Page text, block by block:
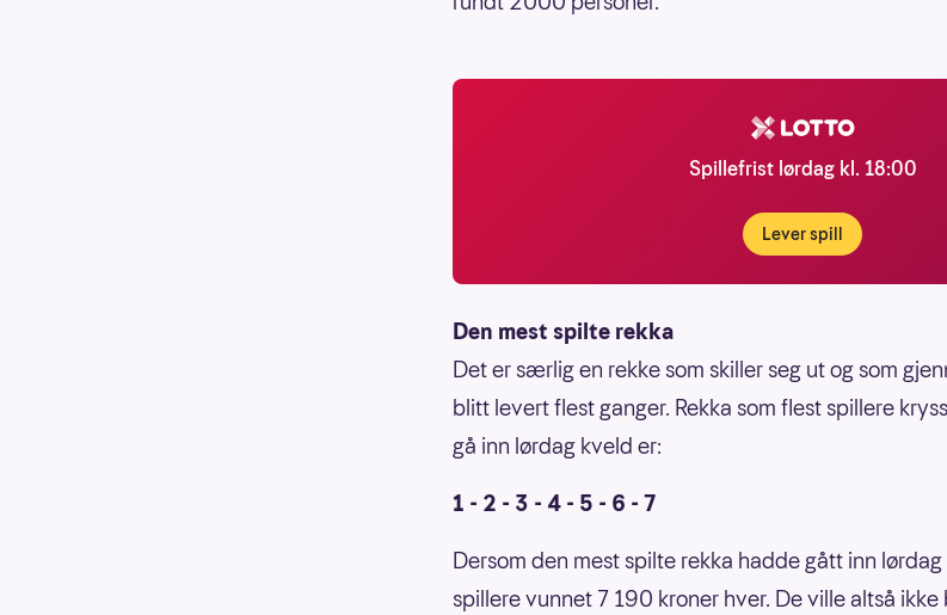
Spillefrist lørdag kl. 18:00
Lever spill
Den mest spilte rekka
Det er særlig en rekke som skiller seg ut og som
blitt levert flest ganger. Rekka som flest spillere
gå inn lørdag kveld er:
1 - 2 - 3 - 4 - 5 - 6 - 7
Dersom den mest spilte rekka hadde gått inn
spillere vunnet 7 190 kroner hver. De ville altså